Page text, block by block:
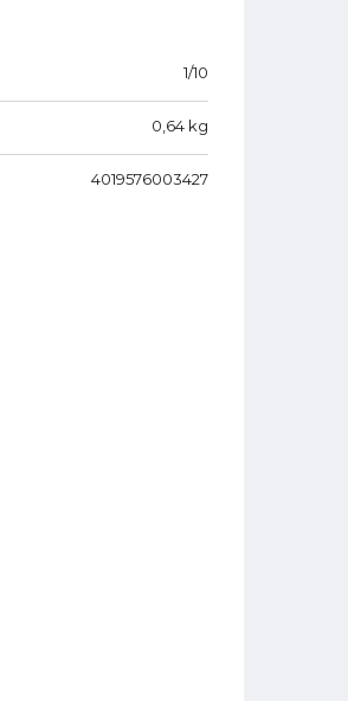
1/10
0,64 kg
4019576003427